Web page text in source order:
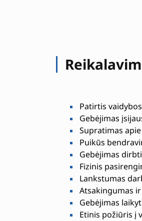
Patirtis
Gebėjimas
Supratimas
Puikūs
Gebėjimas
Fizinis
Lankstumas
Atsakingumas
Gebėjimas
Etinis požiūris į